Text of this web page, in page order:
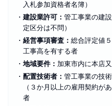
入札参加資格者名簿）
・ 建設業許可： 管工事業の建
定区分は不問）
・ 経営事項審査： 総合評定値
工事高を有する者
・ 地域要件： 加東市内に本店
・ 配置技術者： 管工事業の技
（３か月以上の雇用契約が
者